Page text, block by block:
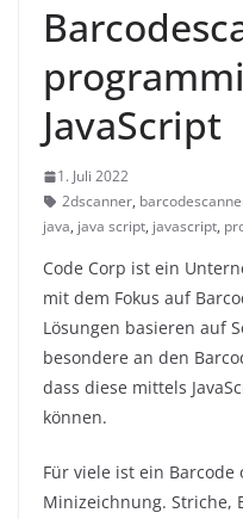
JavaScript
1. Juli 2022
2dscanner,
java, java script, javascript,
Code Corp ist ein
mit dem Fokus auf
Lösungen basieren auf
besondere an den
dass diese mittels
können.
Für viele ist ein Barcode
Minizeichnung. Striche,